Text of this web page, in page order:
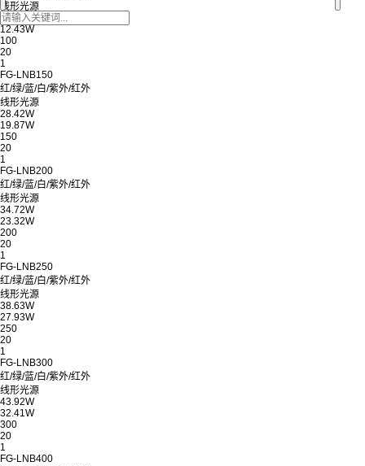
线形光源
31.2W
12.43W
100
20
1
FG-LNB150
红/绿/蓝/白/紫外/红外
线形光源
28.42W
19.87W
150
20
1
FG-LNB200
红/绿/蓝/白/紫外/红外
线形光源
34.72W
23.32W
200
20
1
FG-LNB250
红/绿/蓝/白/紫外/红外
线形光源
38.63W
27.93W
250
20
1
FG-LNB300
红/绿/蓝/白/紫外/红外
线形光源
43.92W
32.41W
300
20
1
FG-LNB400